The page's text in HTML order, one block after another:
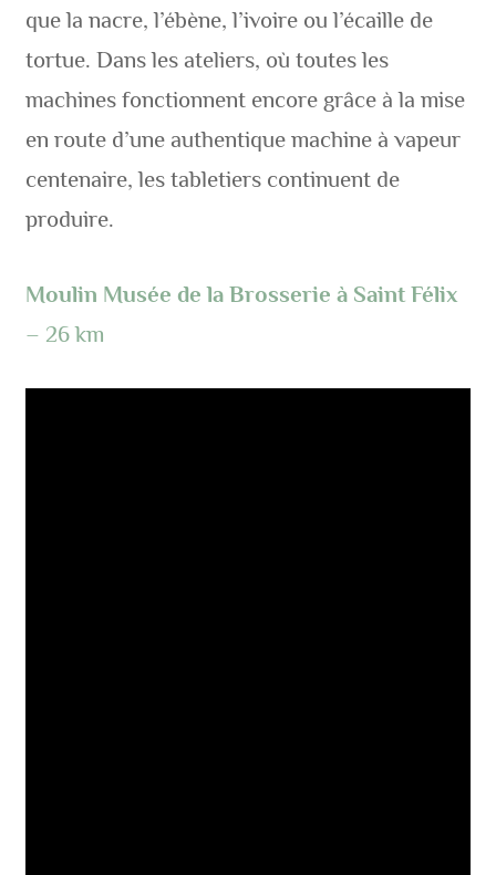
que la nacre, l’ébène, l’ivoire ou l’écaille de
tortue. Dans les ateliers, où toutes les
machines fonctionnent encore grâce à la mise
en route d’une authentique machine à vapeur
centenaire, les tabletiers continuent de
produire.
Moulin Musée de la Brosserie à Saint Félix
– 26 km